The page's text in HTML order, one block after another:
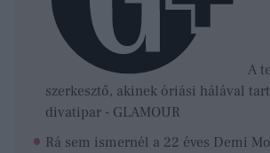
A
szerkesztő, akinek óriási hálával
divatipar - GLAMOUR
Rá sem ismernél a 22 éves Demi